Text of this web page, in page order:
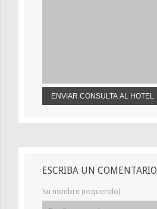
ESCRIBA UN COMENTARIO
Su nombre (requerido)